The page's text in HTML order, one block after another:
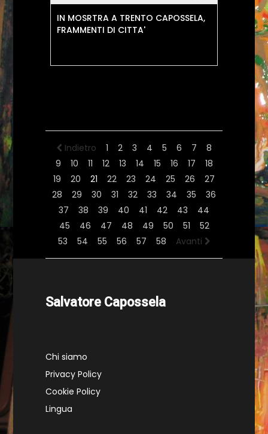
IN MOSRTRA A TRENTO CAPOSSELA,
FRAMMENTI DI CITTA'
Indietro 1 2 3 4 5 6 7
8
9
10 11 12 13 14 15 16 17
18
19
20 21 22 23 24 25 26
27
28
29 30 31 32 33 34 35
36
37
38 39 40 41 42 43
44
45
46 47 48 49 50 51
52
53
54 55 56 57 58 Avanti
Salvatore Capossela
Chi siamo
Privacy Policy
Cookie Policy
Lingua